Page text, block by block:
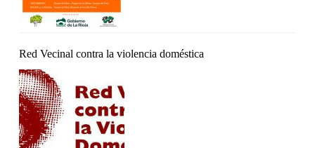
Red Vecinal contra la violencia doméstica